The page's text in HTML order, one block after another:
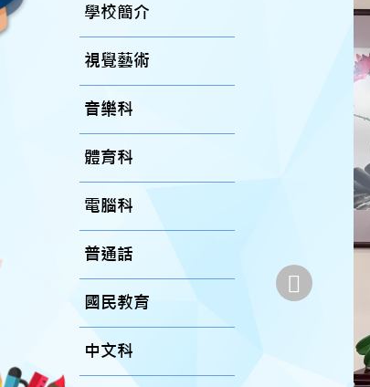
學校簡介
視覺藝術
音樂科
體育科
電腦科
普通話
國民教育
中文科